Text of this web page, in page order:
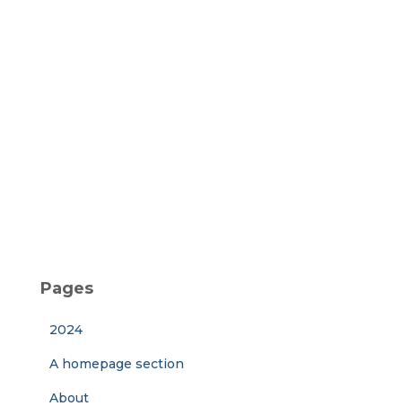
Pages
2024
A homepage section
About